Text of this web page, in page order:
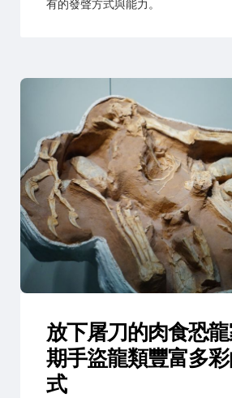
有的發聲方式與能力。
放下屠刀的肉食恐
期手盜龍類豐富多
式